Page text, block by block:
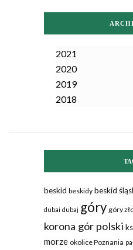
2021
2020
2019
2018
beskid beskidy beskid
dubai dubaj góry góry
korona gór polski
morze okolice Poznania